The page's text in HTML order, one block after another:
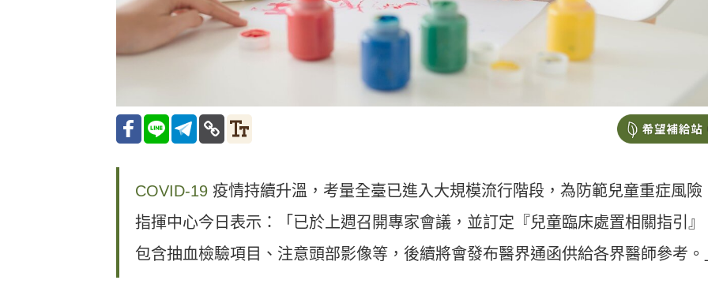
COVID-19 疫情持續升溫，考量全臺已進入大規模流行階段，為防範兒童重症風險
指揮中心今日表示：「已於上週召開專家會議，並訂定『兒童臨床處置相關指引』
包含抽血檢驗項目、注意頭部影像等，後續將會發布醫界通函供給各界醫師參考。